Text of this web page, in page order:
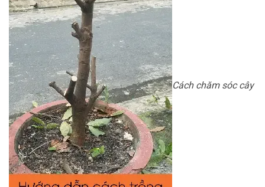
Cách chăm sóc cây